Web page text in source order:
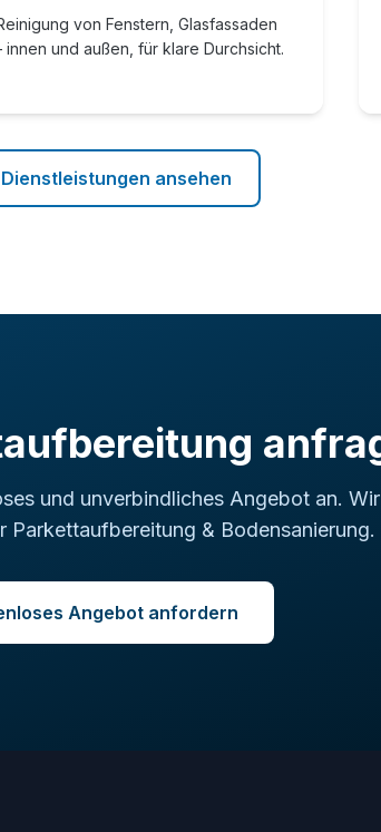
von Fenstern, Glasfassaden
innen und außen, für klare Durchsicht.
ansehen
und unverbindliches Angebot an.
Parkettaufbereitung & Bodensanierung.
Angebot anfordern